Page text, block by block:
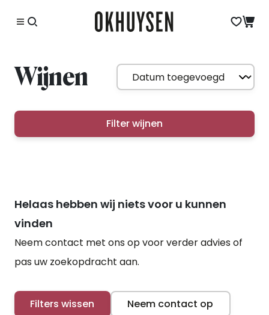
Wijnen
Filter wijnen
Helaas hebben wij niets voor u kunnen
vinden
Neem contact met ons op voor verder advies of
pas uw zoekopdracht aan.
Filters wissen Neem contact op